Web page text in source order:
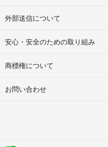
外部送信について
安心・安全のための取り組み
商標権について
お問い合わせ